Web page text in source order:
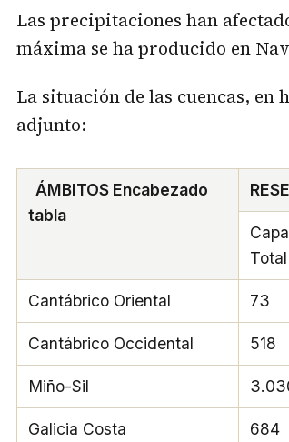
Las precipitaciones han
máxima se ha producido en
La situación de las cuencas, en
adjunto:
ÁMBITOS Encabezado
tabla
Total
Cantábrico Oriental 73
Cantábrico Occidental 518
Miño-Sil
Galicia Costa 684